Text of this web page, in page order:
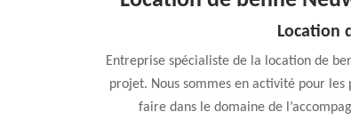
Location
Entreprise spécialiste de la location de
projet. Nous sommes en activité pour
faire dans le domaine de